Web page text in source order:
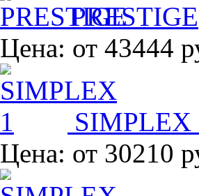
PRESTIGE
Цена: от 43444
SIMPLEX
Цена: от 30210